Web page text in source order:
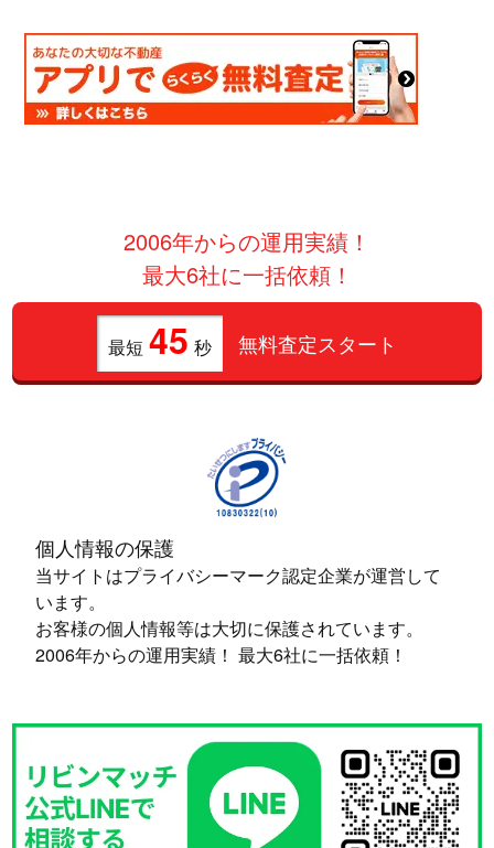
2006年からの運用実績！
最大6社に一括依頼！
最短 45 秒 無料査定スタート
個人情報の保護
当サイトはプライバシーマーク認定企業が運営して
います。
お客様の個人情報等は大切に保護されています。
2006年からの運用実績！ 最大6社に一括依頼！